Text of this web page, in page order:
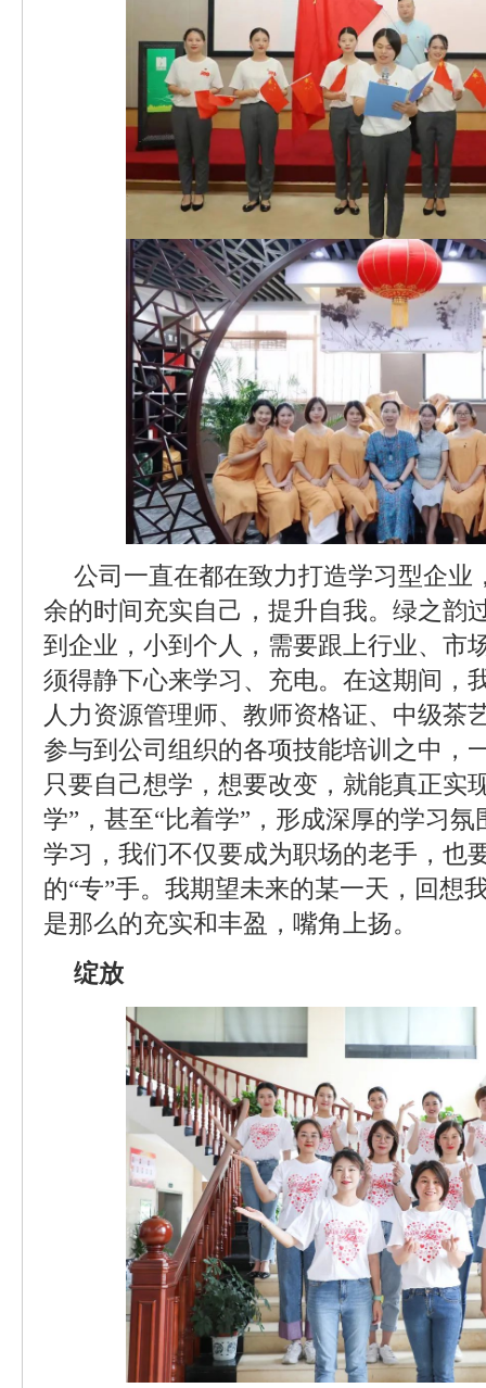
公司一直在都在致力打造学习型企业
余的时间充实自己，提升自我。绿之韵
到企业，小到个人，需要跟上行业、市
须得静下心来学习、充电。在这期间，
人力资源管理师、教师资格证、中级茶
参与到公司组织的各项技能培训之中，
只要自己想学，想要改变，就能真正实
学”，甚至“比着学”，形成深厚的学习
学习，我们不仅要成为职场的老手，也
的“专”手。我期望未来的某一天，回想
是那么的充实和丰盈，嘴角上扬。
绽放